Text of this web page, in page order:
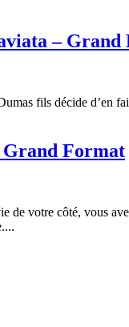
–
fils décide d’en
Format
votre côté, vous